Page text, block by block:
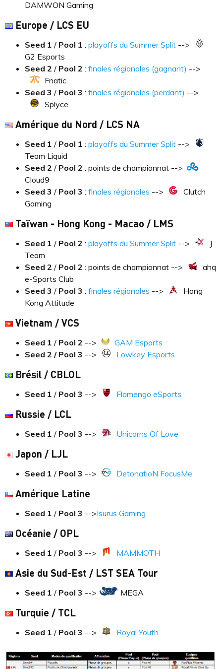
DAMWON Gaming
Europe / LCS EU
Seed 1 / Pool 1 : playoffs du Summer Split -->
G2 Esports
Seed 2 / Pool 2 : finales régionales (gagnant) -->
Fnatic
Seed 3 / Pool 3 : finales régionales (perdant) -->
Splyce
Amérique du Nord / LCS NA
Seed 1 / Pool 1 : playoffs du Summer Split -->
Team Liquid
Seed 2 / Pool 2 : points de championnat -->
Cloud9
Seed 3 / Pool 3 : finales régionales -->
Clutch
Gaming
Taïwan - Hong Kong - Macao / LMS
Seed 1 / Pool 2 : playoffs du Summer Split -->
J
Team
Seed 2 / Pool 2 : points de championnat -->
ahq
e-Sports Club
Seed 3 / Pool 3 : finales régionales -->
Hong
Kong Attitude
Vietnam / VCS
Seed 1 / Pool 2 -->
GAM Esports
Seed 2 / Pool 3 --> Lowkey Esports
Brésil / CBLOL
Seed 1 / Pool 3 --> Flamengo eSports
Russie / LCL
Seed 1 / Pool 3 --> Unicorns Of Love
Japon / LJL
Seed 1 / Pool 3 --> DetonatioN FocusMe
Amérique Latine
Seed 1 / Pool 3 -->Isurus Gaming
Océanie / OPL
Seed 1 / Pool 3 --> MAMMOTH
Asie du Sud-Est / LST SEA Tour
Seed 1 / Pool 3 --> MEGA
Turquie / TCL
Seed 1 / Pool 3 --> Royal Youth